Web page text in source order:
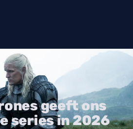
geeft ons
series in 2026